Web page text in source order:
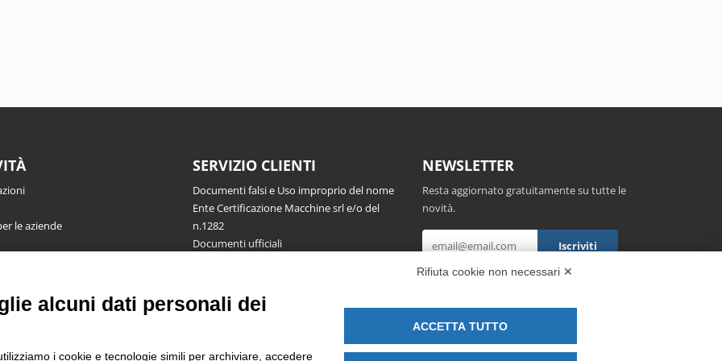
le aziende
SERVIZIO CLIENTI
Documenti falsi e Uso improprio del nome
Ente Certificazione Macchine srl e/o del
n.1282
Documenti ufficiali
Pubblicazioni
NEWSLETTER
Resta aggiornato gratuitamente su tutte le
novità.
Cliccando su Iscriviti dichiari di aver letto e
Rifiuta cookie non necessari ✕
alcuni dati personali dei
i cookie e tecnologie simili per archiviare, accedere
ACCETTA TUTTO